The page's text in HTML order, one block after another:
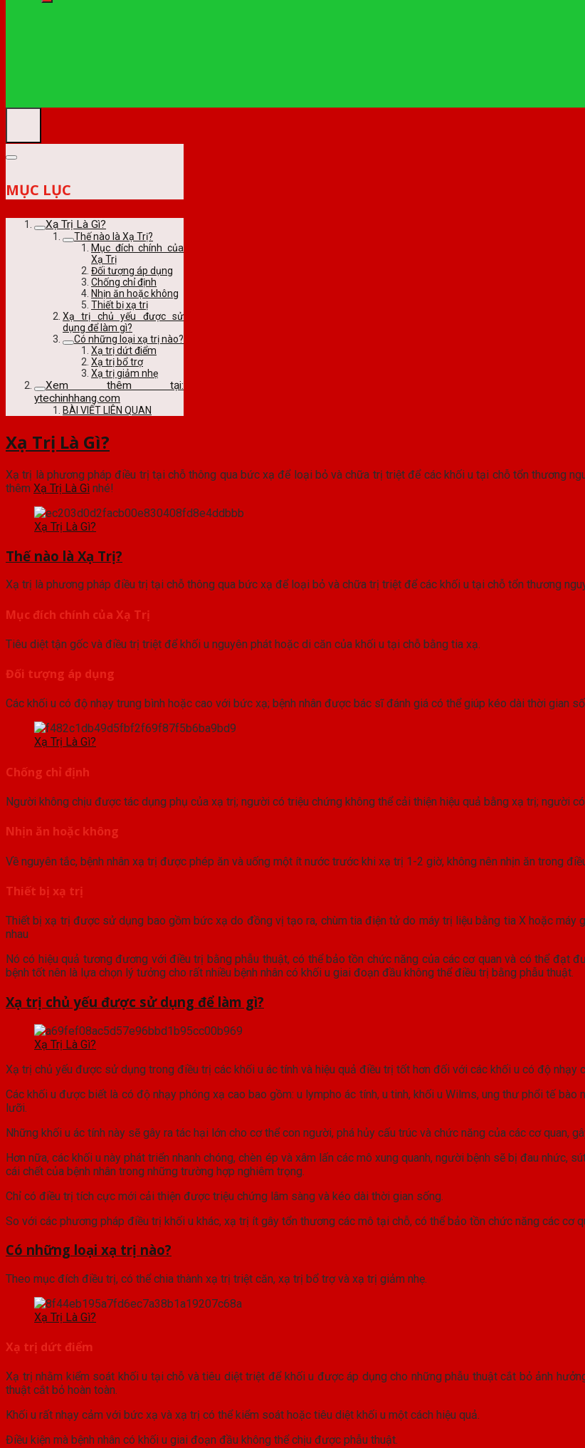
MỤC LỤC
Xạ Trị Là Gì?
Thế nào là Xạ Trị?
Mục đích chính của
Xạ Trị
Đối tượng áp dụng
Chống chỉ định
Nhịn ăn hoặc không
Thiết bị xạ trị
Xạ trị chủ yếu được sử
dụng để làm gì?
Có những loại xạ trị nào?
Xạ trị dứt điểm
Xạ trị bổ trợ
Xạ trị giảm nhẹ
Xem thêm tại:
ytechinhhang.com
BÀI VIẾT LIÊN QUAN
Xạ Trị Là Gì?
Xạ trị là phương pháp điều trị tại chỗ thông qua bức xạ để loại bỏ và chữa trị triệt để các khối u tại chỗ tổn thương
thêm Xạ Trị Là Gì nhé!
Xạ Trị Là Gì?
Thế nào là Xạ Trị?
Xạ trị là phương pháp điều trị tại chỗ thông qua bức xạ để loại bỏ và chữa trị triệt để các khối u tại chỗ tổn thương
Mục đích chính của Xạ Trị
Tiêu diệt tận gốc và điều trị triệt để khối u nguyên phát hoặc di căn của khối u tại chỗ bằng tia xạ.
Đối tượng áp dụng
Các khối u có độ nhạy trung bình hoặc cao với bức xạ; bệnh nhân được bác sĩ đánh giá có thể giúp kéo dài thời gian
Xạ Trị Là Gì?
Chống chỉ định
Người không chịu được tác dụng phụ của xạ trị; người có triệu chứng không thể cải thiện hiệu quả bằng xạ trị; người
Nhịn ăn hoặc không
Về nguyên tắc, bệnh nhân xạ trị được phép ăn và uống một ít nước trước khi xạ trị 1-2 giờ, không nên nhịn ăn trong
Thiết bị xạ trị
Thiết bị xạ trị được sử dụng bao gồm bức xạ do đồng vị tạo ra, chùm tia điện tử do máy trị liệu bằng tia X hoặc máy
nhau
Nó có hiệu quả tương đương với điều trị bằng phẫu thuật, có thể bảo tồn chức năng của các cơ quan và có thể đạt
bệnh tốt nên là lựa chọn lý tưởng cho rất nhiều bệnh nhân có khối u giai đoạn đầu không thể điều trị bằng phẫu thuật.
Xạ trị chủ yếu được sử dụng để làm gì?
Xạ Trị Là Gì?
Xạ trị chủ yếu được sử dụng trong điều trị các khối u ác tính và hiệu quả điều trị tốt hơn đối với các khối u có độ nhạy
Các khối u được biết là có độ nhạy phóng xạ cao bao gồm: u lympho ác tính, u tinh, khối u Wilms, ung thư phổi tế
lưỡi.
Những khối u ác tính này sẽ gây ra tác hại lớn cho cơ thể con người, phá hủy cấu trúc và chức năng của các cơ quan,
Hơn nữa, các khối u này phát triển nhanh chóng, chèn ép và xâm lấn các mô xung quanh, người bệnh sẽ bị đau nhức,
cái chết của bệnh nhân trong những trường hợp nghiêm trọng.
Chỉ có điều trị tích cực mới cải thiện được triệu chứng lâm sàng và kéo dài thời gian sống.
So với các phương pháp điều trị khối u khác, xạ trị ít gây tổn thương các mô tại chỗ, có thể bảo tồn chức năng các cơ
Có những loại xạ trị nào?
Theo mục đích điều trị, có thể chia thành xạ trị triệt căn, xạ trị bổ trợ và xạ trị giảm nhẹ.
Xạ Trị Là Gì?
Xạ trị dứt điểm
Xạ trị nhằm kiểm soát khối u tại chỗ và tiêu diệt triệt để khối u được áp dụng cho những phẫu thuật cắt bỏ ảnh
thuật cắt bỏ hoàn toàn.
Khối u rất nhạy cảm với bức xạ và xạ trị có thể kiểm soát hoặc tiêu diệt khối u một cách hiệu quả.
Điều kiện mà bệnh nhân có khối u giai đoạn đầu không thể chịu được phẫu thuật.